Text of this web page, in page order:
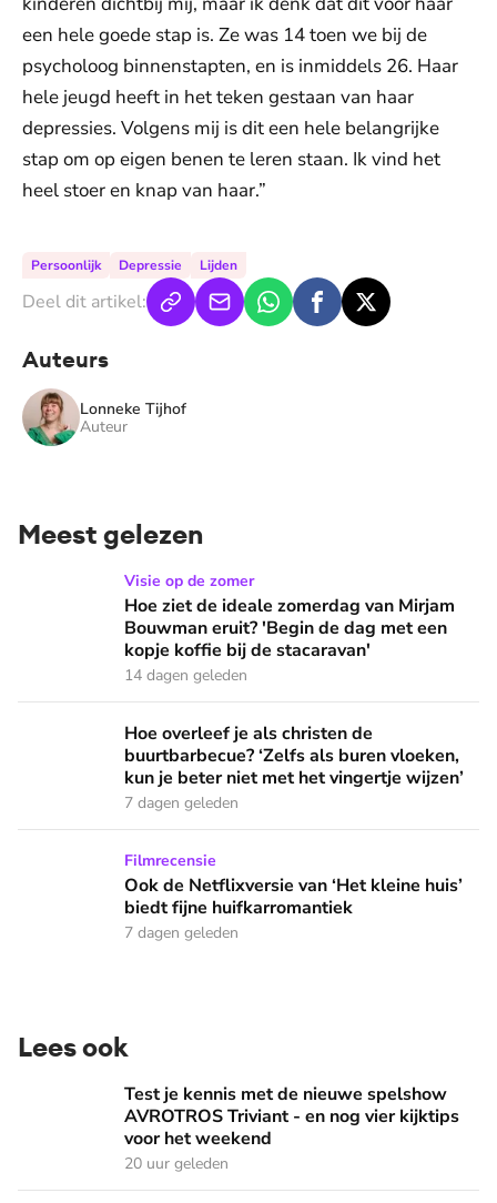
een hele goede stap is. Ze was 14 toen we bij de
psycholoog binnenstapten, en is inmiddels 26. Haar
hele jeugd heeft in het teken gestaan van haar
depressies. Volgens mij is dit een hele belangrijke
stap om op eigen benen te leren staan. Ik vind het
heel stoer en knap van haar.”
Persoonlijk Depressie Lijden
Deel dit artikel:
Auteurs
Lonneke Tijhof
Auteur
Meest gelezen
Hoe ziet de ideale zomerdag van Mirjam Bouwman eruit?
Visie op de zomer
Hoe ziet de ideale zomerdag van Mirjam
Bouwman eruit? 'Begin de dag met een
kopje koffie bij de stacaravan'
14 dagen geleden
Hoe overleef je als christen de buurtbarbecue? ‘Zelfs als
Hoe overleef je als christen de
buurtbarbecue? ‘Zelfs als buren vloeken,
kun je beter niet met het vingertje wijzen’
7 dagen geleden
Ook de Netflixversie van ‘Het kleine huis’ biedt fijne
Filmrecensie
Ook de Netflixversie van ‘Het kleine huis’
biedt fijne huifkarromantiek
7 dagen geleden
Lees ook
Test je kennis met de nieuwe spelshow AVROTROS
Test je kennis met de nieuwe spelshow
AVROTROS Triviant - en nog vier kijktips
voor het weekend
20 uur geleden